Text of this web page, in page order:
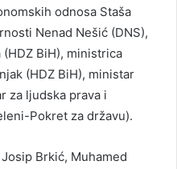
odnosa Staša
Nenad Nešić (DNS),
BiH), ministrica
(HDZ BiH), ministar
za ljudska prava i
Pokret za državu).
Brkić, Muhamed